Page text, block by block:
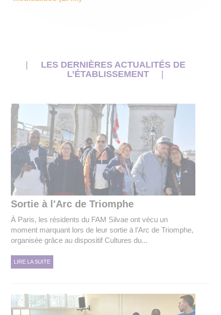
LES DERNIÈRES ACTUALITÉS DE
L’ÉTABLISSEMENT
Sortie à l'Arc de Triomphe
À Paris, les résidents du FAM Silvae ont vécu un
moment marquant lors de leur sortie à l’Arc de Triomphe,
organisée grâce au dispositif Cultures du...
LIRE LA SUITE